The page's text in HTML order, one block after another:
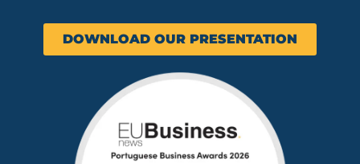
DOWNLOAD OUR PRESENTATION